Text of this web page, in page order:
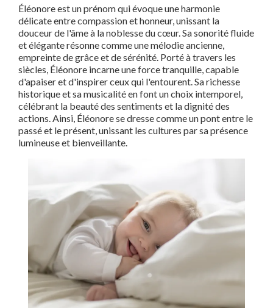
Éléonore est un prénom qui évoque une harmonie
délicate entre compassion et honneur, unissant la
douceur de l'âme à la noblesse du cœur. Sa sonorité fluide
et élégante résonne comme une mélodie ancienne,
empreinte de grâce et de sérénité. Porté à travers les
siècles, Éléonore incarne une force tranquille, capable
d'apaiser et d'inspirer ceux qui l'entourent. Sa richesse
historique et sa musicalité en font un choix intemporel,
célébrant la beauté des sentiments et la dignité des
actions. Ainsi, Éléonore se dresse comme un pont entre le
passé et le présent, unissant les cultures par sa présence
lumineuse et bienveillante.